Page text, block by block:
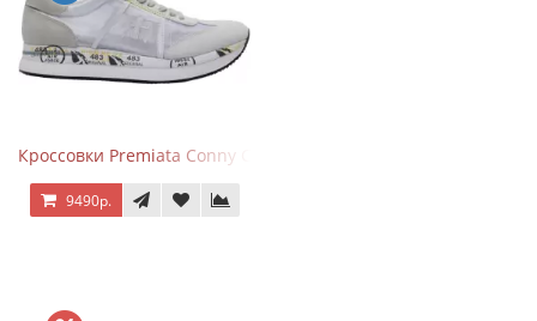
Кроссовки Premiata Conny Combi Grey
9490р.